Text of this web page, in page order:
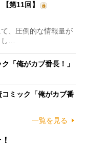
第11回】
、圧倒的な情報量が
し…
「俺がカブ番長！」
ミック「俺がカブ番
一覧を見る